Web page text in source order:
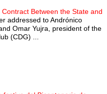
Between the State and
addressed to Andrónico
Omar Yujra, president of the
(CDG) ...